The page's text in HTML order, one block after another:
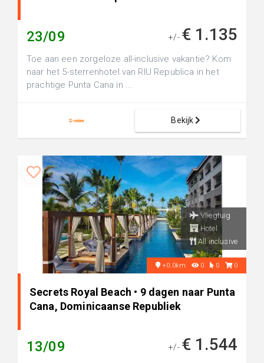
23/09 +/- € 1.135
Toe aan een zorgeloze all-inclusive vakantie? Kom
naar het 5-sterrenhotel van RIU Republica in het
prachtige Punta Cana in ...
Bekijk
Vliegtuig
Hotel
All inclusive
+0.0km 0 0 0
Secrets Royal Beach • 9 dagen naar Punta
Cana, Dominicaanse Republiek
13/09 +/- € 1.544